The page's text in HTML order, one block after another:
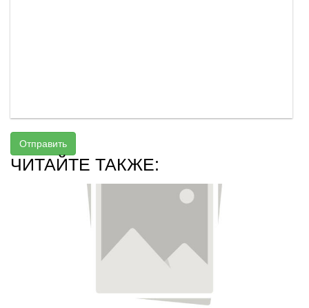
Отправить
ЧИТАЙТЕ ТАКЖЕ: